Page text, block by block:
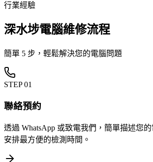
行業經驗
深水埗電腦維修流程
簡單 5 步，輕鬆解決您的電腦問題
STEP01
聯絡預約
透過 WhatsApp 或致電我們，簡單描述您
安排最方便的檢測時間。